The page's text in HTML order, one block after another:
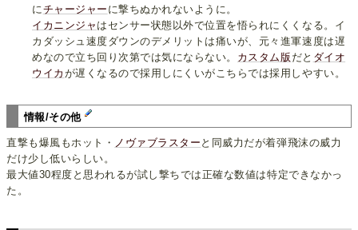
に チャージャー に撃ちぬかれないように。
イカニンジャ はセンサー状態以外で位置を悟られにくくなる。イ
カダッシュ速度ダウンのデメリットは痛いが、元々進軍速度は遅
めなので立ち回り次第では気にならない。 カスタム版 だと ダイオ
ウイカ が遅くなるので採用しにくいがこちらでは採用しやすい。
情報/その他
直撃も爆風もホット・ ノヴァブラスター と同威力だが着弾飛沫の威力
だけ少し低いらしい。
最大値30程度と思われるが試し撃ちでは正確な数値は特定できなかっ
た。